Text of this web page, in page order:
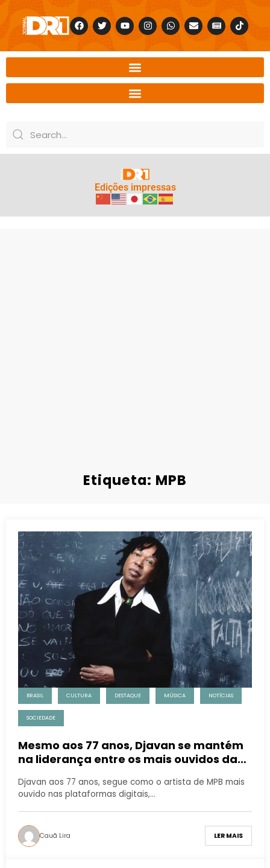
Edições impressas
Etiqueta: MPB
BRASIL CULTURA DESTAQUE MÚSICA NOTÍCIAS
SOCIEDADE
Mesmo aos 77 anos, Djavan se mantém
na liderança entre os mais ouvidos da
Djavan aos 77 anos, segue como o artista de MPB mais
ouvido nas plataformas digitais,…
Cauã Lira LER MAIS